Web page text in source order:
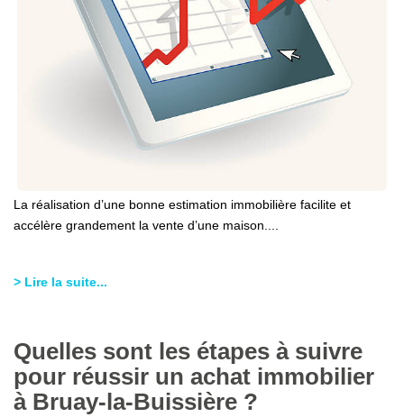
La réalisation d’une bonne estimation immobilière facilite et
accélère grandement la vente d’une maison....
> Lire la suite...
Quelles sont les étapes à suivre
pour réussir un achat immobilier
à Bruay-la-Buissière ?